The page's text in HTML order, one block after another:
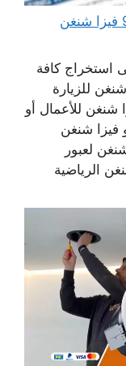
مكتب استخراج فيزا شنغن 98951133 فيزا شنغن
استخراج كافة
للزيارة
شنغن للأعمال أو
فيزا شنغن
لعبور
الرياضية